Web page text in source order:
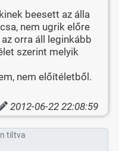
beesett az álla
nem ugrik előre
orra áll leginkább
szerint melyik
nem előítéletből.
2012-06-22 22:08:59
tiltva